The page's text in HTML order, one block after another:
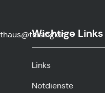
Wichtige Links
Links
Notdienste